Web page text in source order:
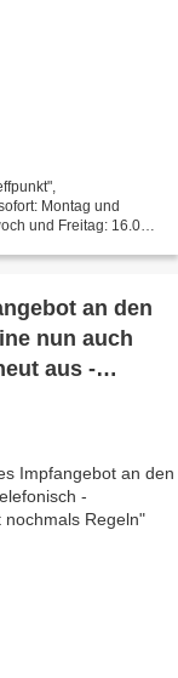
Montag und
und Freitag: 16.00
an den
nun auch
aus -